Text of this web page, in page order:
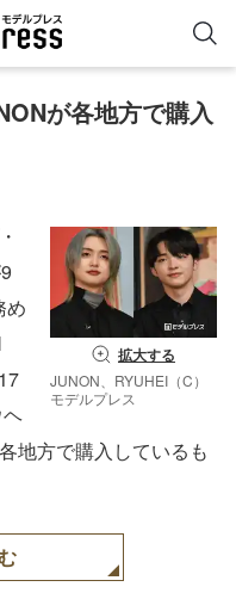
が各地方で購入
拡大する
JUNON、RYUHEI（C）
モデルプレス
め
ヘ
地方で購入しているも